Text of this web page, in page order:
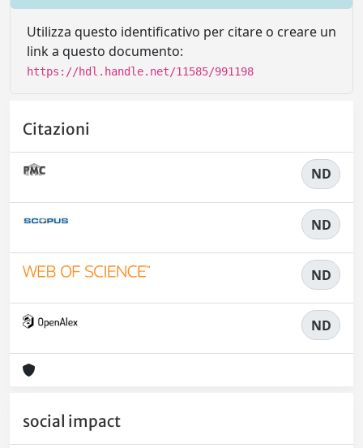
Utilizza questo identificativo per citare o creare un
link a questo documento:
https://hdl.handle.net/11585/991198
Citazioni
ND
ND
ND
ND
social impact